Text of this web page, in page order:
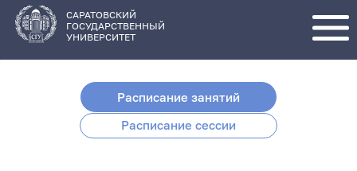
основному
содержанию
САРАТОВСКИЙ
ГОСУДАРСТВЕННЫЙ
УНИВЕРСИТЕТ
Расписание занятий
Расписание сессии